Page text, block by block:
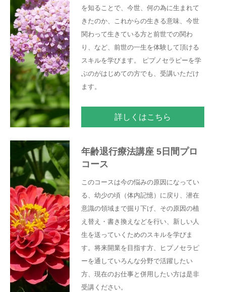
を知ることで、今世、何の為に生まれて
きたのか、これからの生きる意味、今世
関わって生きている方と前世での関わ
り、など、前世の一生を体験して頂ける
スキルを学びます。 ピプノセラピーを学
ぶのがはじめての方でも、受講いただけ
ます。
詳しくはこちら
年齢退行療法講座 5日間プロ
コース
このコースは今の悩みの原因になってい
る、幼少の頃（体内記憶）に戻り、潜在
意識の領域まで掘り下げ、その原因の植
え替え・書き換えなどを行い、新しい人
生を送っていくためのスキルを学びま
す。将来開業を目指す方、ヒプノセラピ
ーを通していろんな分野で活躍したい
方、現在のお仕事と併用したい方は是非
受講ください。